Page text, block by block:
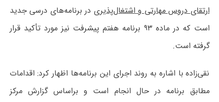
ارتقای دروس مهارتی و اشتغال‌پذیری در برنامه‌های درسی جدید
است که در ماده ۹۳ برنامه هفتم پیشرفت نیز مورد تأکید قرار
گرفته است.
نقی‌زاده با اشاره به روند اجرای این برنامه‌ها اظهار کرد: اقدامات
مطابق برنامه در حال انجام است و براساس گزارش مرکز